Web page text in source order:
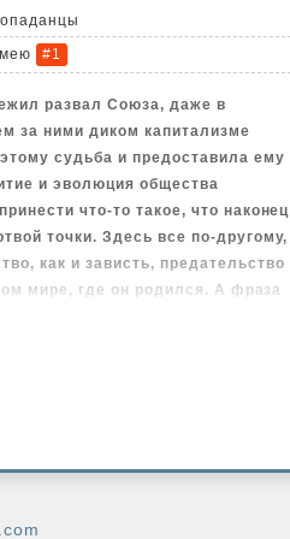
#1
развал Союза, даже в
за ними диком капитализме
судьба и предоставила ему
и эволюция общества
что-то такое, что наконец
точки. Здесь все по-другому,
как и зависть, предательство
мире, где он родился. А фраза
протянет тебе руку помощи.